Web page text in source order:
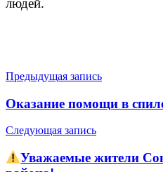
людей.
Навигация
по
Предыдущая запись
Оказание помощи в
Следующая запись
Уважаемые жители